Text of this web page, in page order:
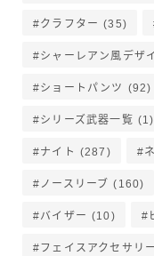
クラフター (35)
シャーレアン風デザ
ショートパンツ (92)
シリーズ武器一覧 (1)
ナイト (287)
ノースリーブ (160)
バイザー (10)
フェイスアクセサリー